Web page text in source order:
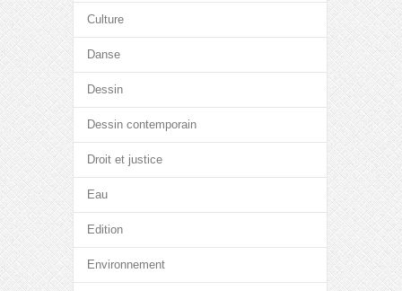
Culture
Danse
Dessin
Dessin contemporain
Droit et justice
Eau
Edition
Environnement